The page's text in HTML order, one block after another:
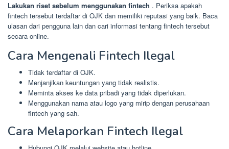
Lakukan riset sebelum menggunakan fintech . Periksa apakah
fintech tersebut terdaftar di OJK dan memiliki reputasi yang baik. Baca
ulasan dari pengguna lain dan cari informasi tentang fintech tersebut
secara online.
Cara Mengenali Fintech Ilegal
Tidak terdaftar di OJK.
Menjanjikan keuntungan yang tidak realistis.
Meminta akses ke data pribadi yang tidak diperlukan.
Menggunakan nama atau logo yang mirip dengan perusahaan
fintech yang sah.
Cara Melaporkan Fintech Ilegal